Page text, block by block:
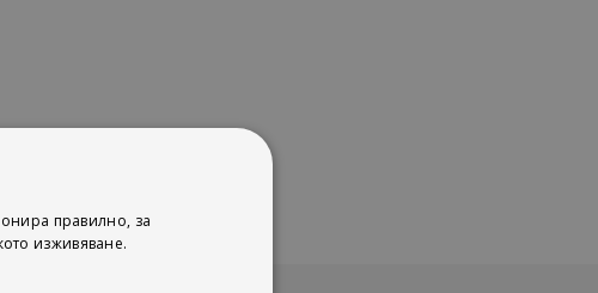
правилно, за
изживяване.